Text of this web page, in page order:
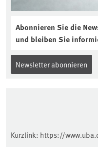
Abonnieren Sie die
und bleiben Sie
Newsletter abonnieren
Kurzlink: https://